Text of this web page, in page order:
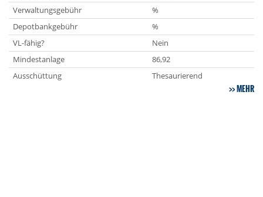
Verwaltungsgebühr
%
Depotbankgebühr
%
VL-fähig?
Nein
Mindestanlage
86,92
Ausschüttung
Thesaurierend
MEHR